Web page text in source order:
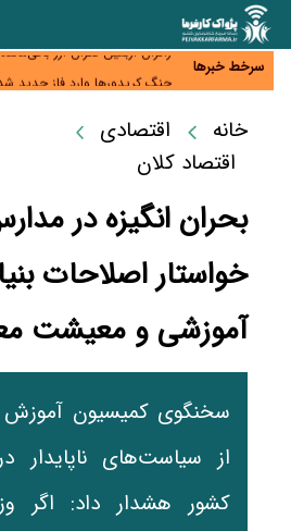
سرخط خبرها
همایش و مسابقه نذری ماه صفر
زائران اربعین نگران ارز
بانک‌ها و صرافی‌ها
میلیارد دلاری اوراسیا تا ۲۰۳۵
شبکه کمتر توسعه می‌یابد
تأمین سرمایه در گردش بدون
جدید سیاست‌های مالیاتی در
خانه
اقتصادی
اقتصاد کلان
بحران انگیزه در
خواستار اصلاحات
آموزشی و معیشت
سخنگوی کمیسیون آموزش
از سیاست‌های ناپایدار
کشور هشدار داد: اگر